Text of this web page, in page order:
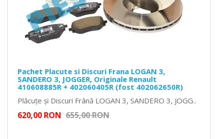
Pachet Placute si Discuri Frana LOGAN 3,
SANDERO 3, JOGGER, Originale Renault
410608885R + 402060405R (fost 402062650R)
Plăcuțe și Discuri Frână LOGAN 3, SANDERO 3, JOGG..
620,00 RON 655,00 RON